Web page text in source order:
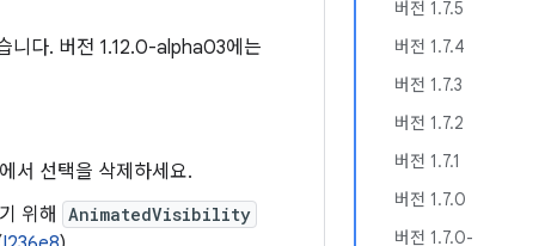
버전 1.7.5
버전 1.7.4
버전 1.7.3
버전 1.7.2
버전 1.7.1
버전 1.7.0
버전 1.7.0-
니다. 버전 1.12.0-alpha03에는
서 선택을 삭제하세요.
위해
AnimatedVisibility